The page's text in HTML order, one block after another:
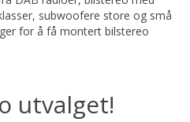
subwoofere store og små
for å få montert bilstereo
utvalget!